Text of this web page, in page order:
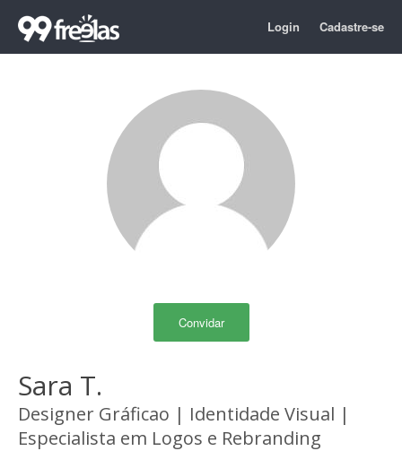
Login Cadastre-se
Convidar
Sara T.
Designer Gráficao | Identidade Visual |
Especialista em Logos e Rebranding